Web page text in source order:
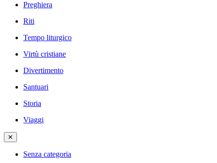
Preghiera
Riti
Tempo liturgico
Virtù cristiane
Divertimento
Santuari
Storia
Viaggi
✕
Senza categoria